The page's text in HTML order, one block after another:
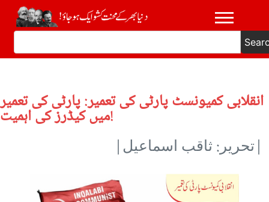
انقلابی کمیونسٹ پارٹی کی تعمیر: پارٹی کی تعمیر
میں کیڈرز کی اہمیت!
|تحریر: ثاقب اسماعیل|